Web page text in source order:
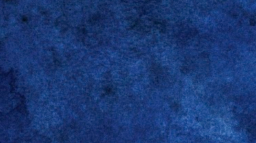
Gareth A,
escribió
que
the boysy,
primeros
días de la
inventado